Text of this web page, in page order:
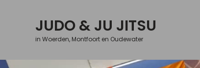
JUDO & JU JITSU
in Woerden, Montfoort en Oudewater